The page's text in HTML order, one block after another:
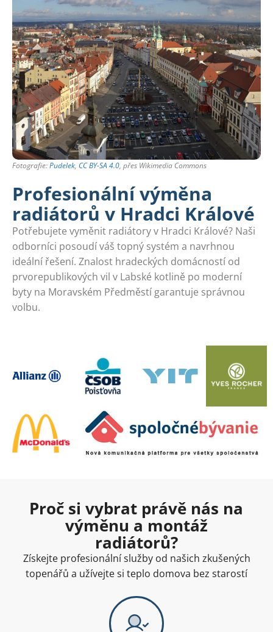
Fotografie:Pudelek, CC BY-SA 4.0, přes Wikimedia Commons
Profesionální výměna
radiátorů v Hradci Králové
Potřebujete vyměnit radiátory v Hradci Králové? Naši
odborníci posoudí váš topný systém a navrhnou
ideální řešení. Znalost hradeckých domácností od
prvorepublikových vil v Labské kotlině po moderní
byty na Moravském Předměstí garantuje správnou
volbu.
Proč si vybrat právě nás na
výměnu a montáž
radiátorů?
Získejte profesionální služby od našich zkušených
topenářů a užívejte si teplo domova bez starostí